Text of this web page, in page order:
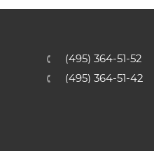
(495) 364-51-52
(495) 364-51-42